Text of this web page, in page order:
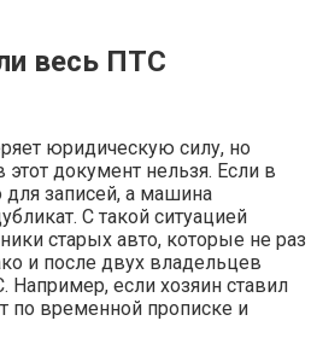
весь ПТС
юридическую силу, но
документ нельзя. Если в
записей, а машина
С такой ситуацией
старых авто, которые не раз
и после двух владельцев
Например, если хозяин ставил
по временной прописке и